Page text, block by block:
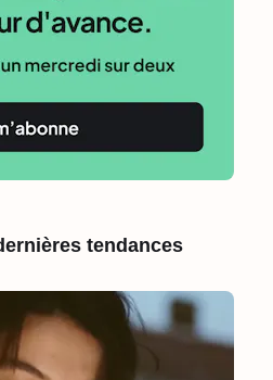
tendances